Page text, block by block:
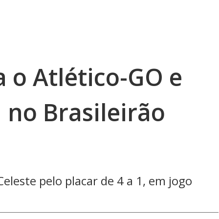
o Atlético-GO e
Brasileirão
pelo placar de 4 a 1, em jogo